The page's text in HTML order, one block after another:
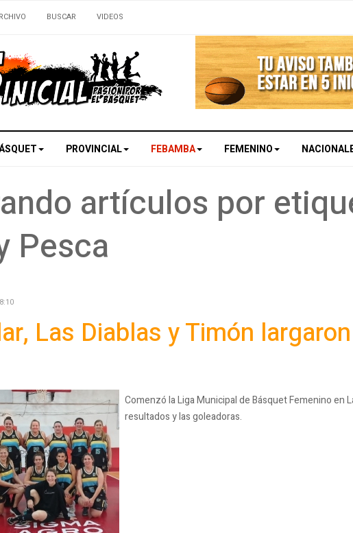
BUSCAR VIDEOS
PROVINCIAL FEBAMBA FEMENINO
artículos por
Pesca
Las Diablas y Timón
Comenzó la Liga Municipal de Básquet Femenino en
resultados y las goleadoras.